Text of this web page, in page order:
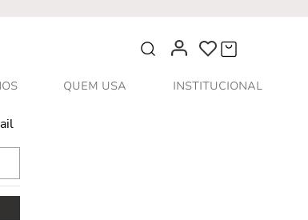
O que você procura?
QUEM USA INSTITUCIONAL